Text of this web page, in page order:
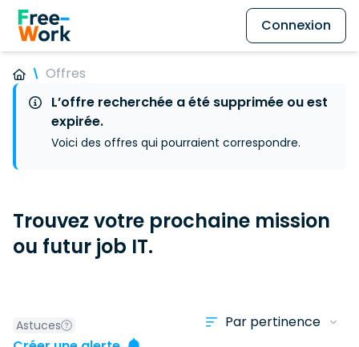
Connexion
Offres
L’offre recherchée a été supprimée ou est
expirée.
Voici des offres qui pourraient correspondre.
Trouvez votre prochaine mission
ou futur job IT.
Astuces